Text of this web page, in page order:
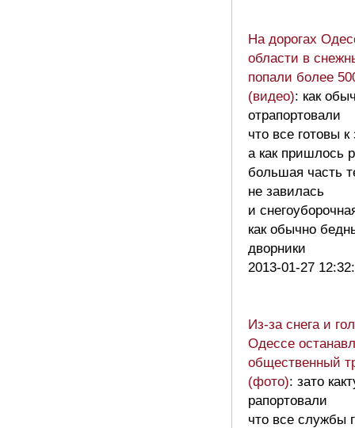
На дорогах
области в
попали более
(видео): как
отрапортовали
что все готовы
а как пришлось
большая часть
не завилась
и
как обычно
дворники
2013-01-27
Из-за снега и
Одессе
общественный
(фото): зато
рапортовали
что все службы